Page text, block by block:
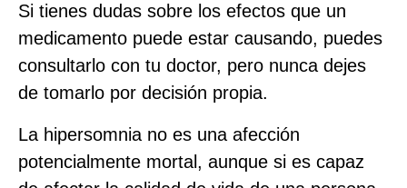
Si tienes dudas sobre los efectos que un
medicamento puede estar causando, puedes
consultarlo con tu doctor, pero nunca dejes
de tomarlo por decisión propia.
La hipersomnia no es una afección
potencialmente mortal, aunque si es capaz